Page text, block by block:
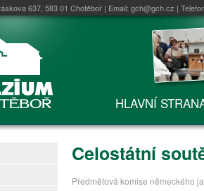
637, 583 01 Chotěboř | Email: gch@gch.cz |
HLAVNÍ
Celostátní
Předmětová komise německého